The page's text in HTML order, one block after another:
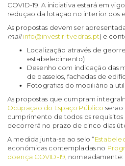
COVID-19. A iniciativa estará em
redução da lotação no interior dos
As propostas devem ser
mail info@investir-tvedras.pt) e
Localização através de
estabelecimento)
Desenho com indicação das
de passeios, fachadas de
Fotografias do mobiliário a
As propostas que cumpram
Ocupação do Espaço Público serão
cumprimento de todos os
decorrerá no prazo de cinco dias
A medida junta-se ao selo “
económicas contempladas no
doença COVID-19 , nomeadamente: